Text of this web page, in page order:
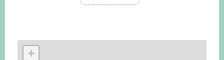
+